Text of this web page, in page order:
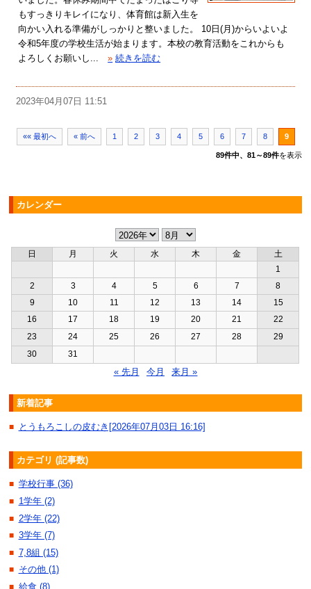
もすっきりキレイになり、体育館は新入生を
向かい入れる準備がしっかりと整いました。 10日(月)からいよいよ
令和5年度の学校生活が始まります。本校の教育活動をこれからも
よろしくお願いし...
» 続きを読む
2023年04月07日 11:51
«« 最初へ « 前へ 1 2 3 4 5 6 7 8 9
89件中、81～89件を表示
カレンダー
日 月 火 水 木 金
土
1
2
3 4 5 6 7
8
9
10 11 12 13 14
15
16
17 18 19 20 21
22
23
24 25 26 27 28
29
30
31
« 先月 今月 来月 »
新着記事
■ とうもろこしの皮むき[2026年07月03日 16:16]
カテゴリ (記事数)
■ 学校行事 (36)
■ 1学年 (2)
■ 2学年 (22)
■ 3学年 (7)
■ 7,8組 (15)
■ その他 (1)
■ 給食 (8)